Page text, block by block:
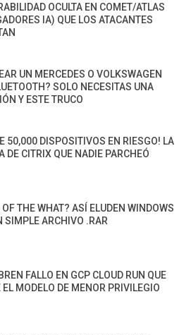
OCULTA EN COMET/ATLAS
IA) QUE LOS ATACANTES
UN MERCEDES O VOLKSWAGEN
SOLO NECESITAS UNA
Y ESTE TRUCO
50,000 DISPOSITIVOS EN RIESGO! LA
DE CITRIX QUE NADIE PARCHEÓ
THE WHAT? ASÍ ELUDEN WINDOWS
SIMPLE ARCHIVO .RAR
FALLO EN GCP CLOUD RUN QUE
EL MODELO DE MENOR PRIVILEGIO